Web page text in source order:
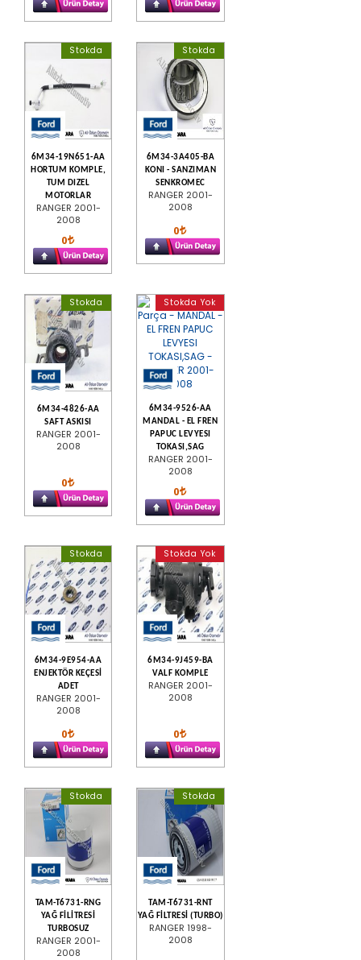
Stokda
6M34-19N651-AA
HORTUM KOMPLE,
TUM DIZEL
MOTORLAR
RANGER 2001-
2008
0
Stokda
6M34-3A405-BA
KONI - SANZIMAN
SENKROMEC
RANGER 2001-
2008
0
Stokda
6M34-4826-AA
SAFT ASKISI
RANGER 2001-
2008
0
Stokda Yok
6M34-9526-AA
MANDAL - EL FREN
PAPUC LEVYESI
TOKASI,SAG
RANGER 2001-
2008
0
Stokda
6M34-9E954-AA
ENJEKTÖR KEÇESİ
ADET
RANGER 2001-
2008
0
Stokda Yok
6M34-9J459-BA
VALF KOMPLE
RANGER 2001-
2008
0
Stokda
TAM-T6731-RNG
YAĞ FİLİTRESİ
TURBOSUZ
RANGER 2001-
2008
Stokda
TAM-T6731-RNT
YAĞ FİLTRESİ (TURBO)
RANGER 1998-
2008